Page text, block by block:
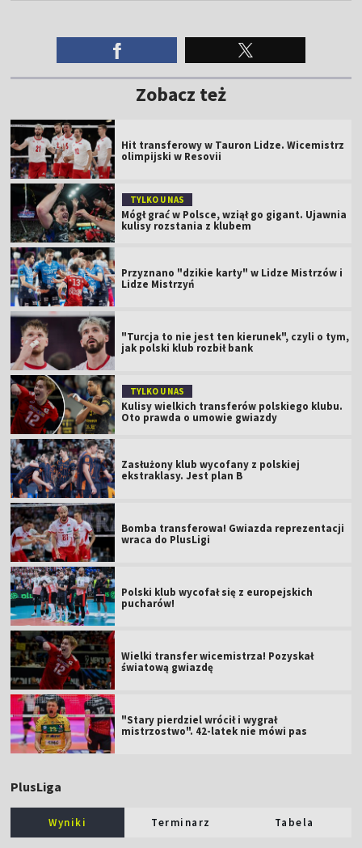
Zobacz też
Hit transferowy w Tauron Lidze. Wicemistrz
olimpijski w Resovii
TYLKO U NAS
Mógł grać w Polsce, wziął go gigant. Ujawnia
kulisy rozstania z klubem
Przyznano "dzikie karty" w Lidze Mistrzów i
Lidze Mistrzyń
"Turcja to nie jest ten kierunek", czyli o tym,
jak polski klub rozbił bank
TYLKO U NAS
Kulisy wielkich transferów polskiego klubu.
Oto prawda o umowie gwiazdy
Zasłużony klub wycofany z polskiej
ekstraklasy. Jest plan B
Bomba transferowa! Gwiazda reprezentacji
wraca do PlusLigi
Polski klub wycofał się z europejskich
pucharów!
Wielki transfer wicemistrza! Pozyskał
światową gwiazdę
"Stary pierdziel wrócił i wygrał
mistrzostwo". 42-latek nie mówi pas
PlusLiga
Wyniki Terminarz Tabela